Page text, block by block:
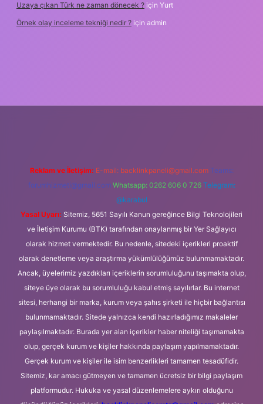
Uzaya çıkan Türk ne zaman dönecek ? için Yurt
Örnek olay inceleme tekniği nedir ? için admin
Reklam ve İletişim: E-mail: backlinkpaneli@gmail.com Teams:
forumhizmeti@gmail.com Whatsapp: 0262 606 0 726 Telegram:
@karabul
Yasal Uyarı: Sitemiz, 5651 Sayılı Kanun gereğince Bilgi Teknolojileri
ve İletişim Kurumu (BTK) tarafından onaylanmış bir Yer Sağlayıcı
olarak hizmet vermektedir. Bu nedenle, sitedeki içerikleri proaktif
olarak denetleme veya araştırma yükümlülüğümüz bulunmamaktadır.
Ancak, üyelerimiz yazdıkları içeriklerin sorumluluğunu taşımakta olup,
siteye üye olarak bu sorumluluğu kabul etmiş sayılırlar. Bu internet
sitesi, herhangi bir marka, kurum veya şahıs şirketi ile hiçbir bağlantısı
bulunmamaktadır. Sitede yalnızca kendi hazırladığımız makaleler
paylaşılmaktadır. Burada yer alan içerikler haber niteliği taşımamakta
olup, gerçek kurum ve kişiler hakkında paylaşım yapılmamaktadır.
Gerçek kurum ve kişiler ile isim benzerlikleri tamamen tesadüfidir.
Sitemiz, kar amacı gütmeyen ve tamamen ücretsiz bir bilgi paylaşım
platformudur. Hukuka ve yasal düzenlemelere aykırı olduğunu